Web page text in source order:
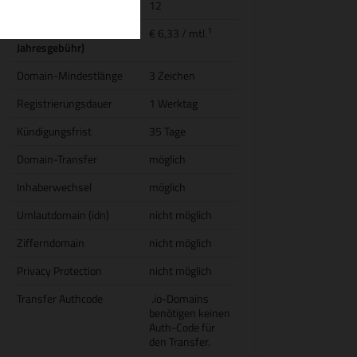
12
Jahresgebühr)
€ 6,33 / mtl. 1
Domain-Mindestlänge
3 Zeichen
Registrierungsdauer
1 Werktag
Kündigungsfrist
35 Tage
Domain-Transfer
möglich
Inhaberwechsel
möglich
Umlautdomain (idn)
nicht möglich
Zifferndomain
nicht möglich
Privacy Protection
nicht möglich
Transfer Authcode
.io-Domains
benötigen keinen
Auth-Code für
den Transfer.